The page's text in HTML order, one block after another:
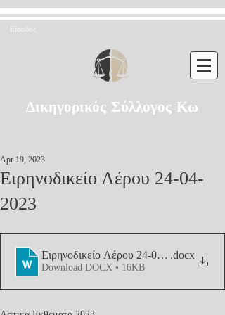
Είσοδος
Δικηγορικός Σύλλογος Κω
Ειρηνοδικείο Λέρου 24-04-
2023
Apr 19, 2023
Ειρηνοδικείο Λέρου 24-04-2023
.docx
Download DOCX • 16KB